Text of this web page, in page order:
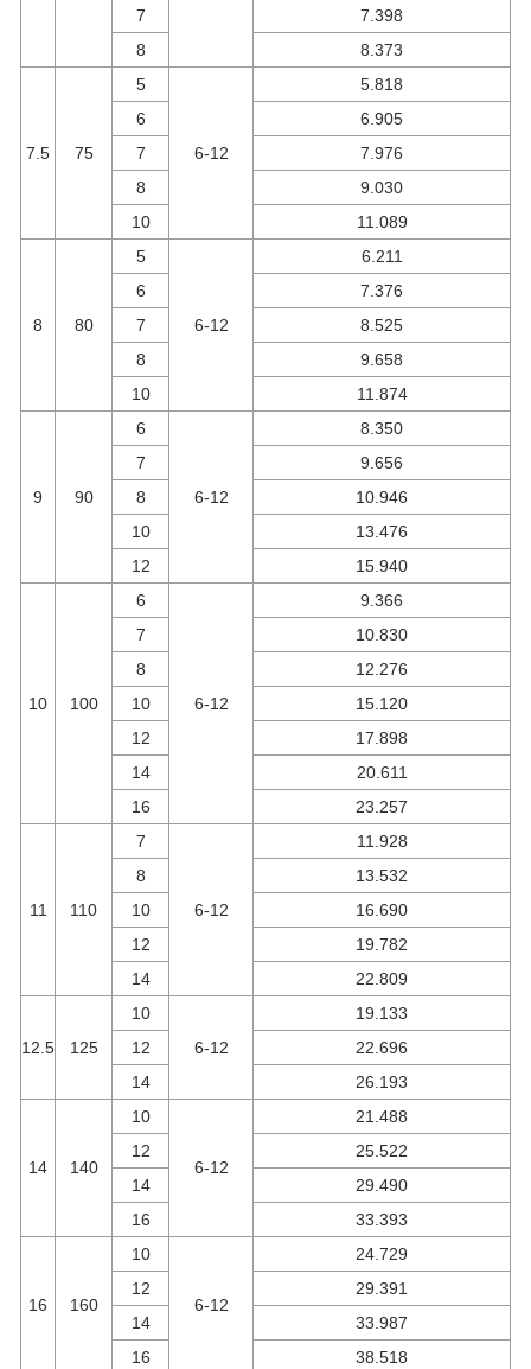
7
7.398
8
8.373
7.5 75
5
6-12
5.818
6
6.905
7
7.976
8
9.030
10
11.089
8 80
5
6-12
6.211
6
7.376
7
8.525
8
9.658
10
11.874
9 90
6
6-12
8.350
7
9.656
8
10.946
10
13.476
12
15.940
10 100
6
6-12
9.366
7
10.830
8
12.276
10
15.120
12
17.898
14
20.611
16
23.257
11 110
7
6-12
11.928
8
13.532
10
16.690
12
19.782
14
22.809
12.5 125
10
6-12
19.133
12
22.696
14
26.193
14 140
10
6-12
21.488
12
25.522
14
29.490
16
33.393
16 160
10
6-12
24.729
12
29.391
14
33.987
16
38.518